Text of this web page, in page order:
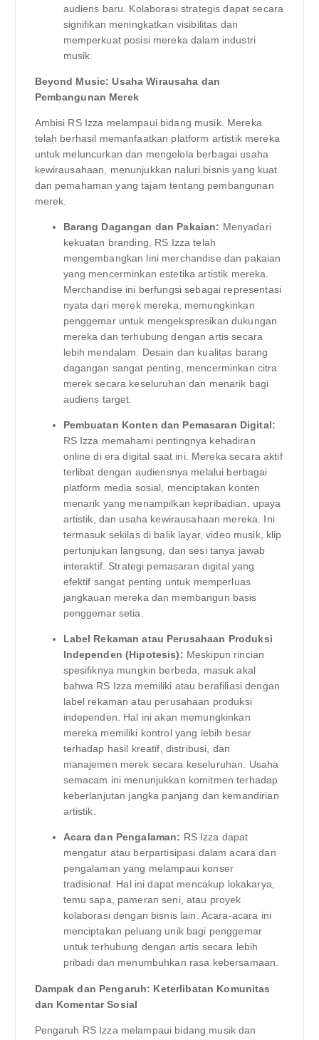
audiens baru. Kolaborasi strategis dapat secara
signifikan meningkatkan visibilitas dan
memperkuat posisi mereka dalam industri
musik.
Beyond Music: Usaha Wirausaha dan
Pembangunan Merek
Ambisi RS Izza melampaui bidang musik. Mereka
telah berhasil memanfaatkan platform artistik mereka
untuk meluncurkan dan mengelola berbagai usaha
kewirausahaan, menunjukkan naluri bisnis yang kuat
dan pemahaman yang tajam tentang pembangunan
merek.
Barang Dagangan dan Pakaian: Menyadari
kekuatan branding, RS Izza telah
mengembangkan lini merchandise dan pakaian
yang mencerminkan estetika artistik mereka.
Merchandise ini berfungsi sebagai representasi
nyata dari merek mereka, memungkinkan
penggemar untuk mengekspresikan dukungan
mereka dan terhubung dengan artis secara
lebih mendalam. Desain dan kualitas barang
dagangan sangat penting, mencerminkan citra
merek secara keseluruhan dan menarik bagi
audiens target.
Pembuatan Konten dan Pemasaran Digital:
RS Izza memahami pentingnya kehadiran
online di era digital saat ini. Mereka secara aktif
terlibat dengan audiensnya melalui berbagai
platform media sosial, menciptakan konten
menarik yang menampilkan kepribadian, upaya
artistik, dan usaha kewirausahaan mereka. Ini
termasuk sekilas di balik layar, video musik, klip
pertunjukan langsung, dan sesi tanya jawab
interaktif. Strategi pemasaran digital yang
efektif sangat penting untuk memperluas
jangkauan mereka dan membangun basis
penggemar setia.
Label Rekaman atau Perusahaan Produksi
Independen (Hipotesis): Meskipun rincian
spesifiknya mungkin berbeda, masuk akal
bahwa RS Izza memiliki atau berafiliasi dengan
label rekaman atau perusahaan produksi
independen. Hal ini akan memungkinkan
mereka memiliki kontrol yang lebih besar
terhadap hasil kreatif, distribusi, dan
manajemen merek secara keseluruhan. Usaha
semacam ini menunjukkan komitmen terhadap
keberlanjutan jangka panjang dan kemandirian
artistik.
Acara dan Pengalaman: RS Izza dapat
mengatur atau berpartisipasi dalam acara dan
pengalaman yang melampaui konser
tradisional. Hal ini dapat mencakup lokakarya,
temu sapa, pameran seni, atau proyek
kolaborasi dengan bisnis lain. Acara-acara ini
menciptakan peluang unik bagi penggemar
untuk terhubung dengan artis secara lebih
pribadi dan menumbuhkan rasa kebersamaan.
Dampak dan Pengaruh: Keterlibatan Komunitas
dan Komentar Sosial
Pengaruh RS Izza melampaui bidang musik dan